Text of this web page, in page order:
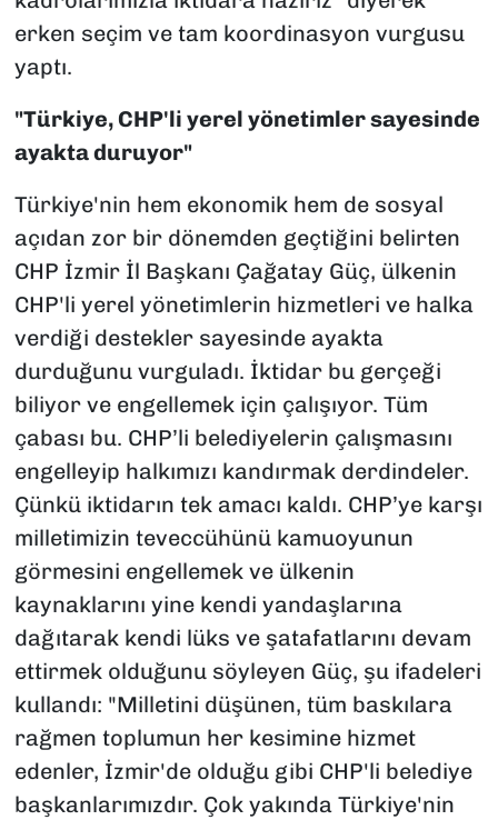
erken seçim ve tam koordinasyon vurgusu
yaptı.
"Türkiye, CHP'li yerel yönetimler sayesinde
ayakta duruyor"
Türkiye'nin hem ekonomik hem de sosyal
açıdan zor bir dönemden geçtiğini belirten
CHP İzmir İl Başkanı Çağatay Güç, ülkenin
CHP'li yerel yönetimlerin hizmetleri ve halka
verdiği destekler sayesinde ayakta
durduğunu vurguladı. İktidar bu gerçeği
biliyor ve engellemek için çalışıyor. Tüm
çabası bu. CHP’li belediyelerin çalışmasını
engelleyip halkımızı kandırmak derdindeler.
Çünkü iktidarın tek amacı kaldı. CHP’ye karşı
milletimizin teveccühünü kamuoyunun
görmesini engellemek ve ülkenin
kaynaklarını yine kendi yandaşlarına
dağıtarak kendi lüks ve şatafatlarını devam
ettirmek olduğunu söyleyen Güç, şu ifadeleri
kullandı: "Milletini düşünen, tüm baskılara
rağmen toplumun her kesimine hizmet
edenler, İzmir'de olduğu gibi CHP'li belediye
başkanlarımızdır. Çok yakında Türkiye'nin